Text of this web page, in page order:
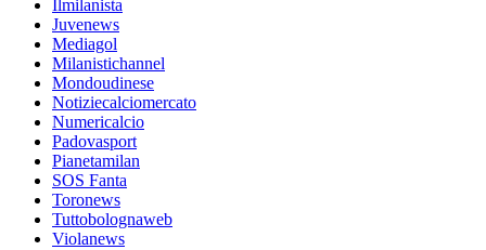
Ilmilanista
Juvenews
Mediagol
Milanistichannel
Mondoudinese
Notiziecalciomercato
Numericalcio
Padovasport
Pianetamilan
SOS Fanta
Toronews
Tuttobolognaweb
Violanews